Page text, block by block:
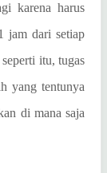
karena harus
jam dari setiap
itu, tugas
yang tentunya
di mana saja